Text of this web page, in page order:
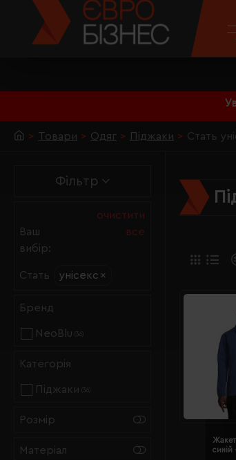
Товари Одяг Піджаки Стать
Фільтр
Ваш
вибір:
очистити
все
Стать унісекс ×
Бренд
NeoBlu (36)
Категорія
Піджаки (36)
Розмір
Матеріал
Жакет
синій